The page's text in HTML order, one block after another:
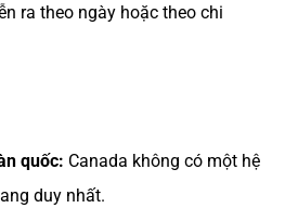
ra theo ngày hoặc theo chi
quốc: Canada không có một hệ
duy nhất.